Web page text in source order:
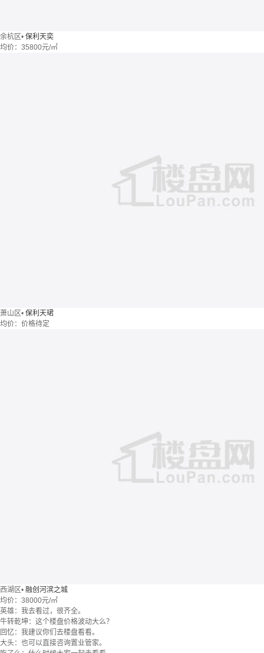
余杭区• 保利天奕
均价： 35800元/㎡
萧山区• 保利天珺
均价： 价格待定
西湖区• 融创河滨之城
均价： 38000元/㎡
英雄：我去看过，很齐全。
牛转乾坤：这个楼盘价格波动大么？
回忆：我建议你们去楼盘看看。
大头：也可以直接咨询置业管家。